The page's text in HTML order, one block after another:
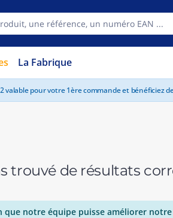
La Fabrique
valable pour votre 1ère commande et bénéficiez
trouvé de résultats
que notre équipe puisse améliorer